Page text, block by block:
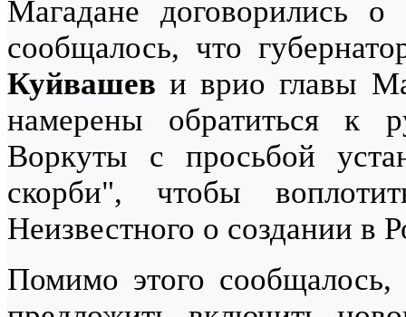
Магадане договорились о
сообщалось, что
Куйвашев и врио главы
намерены обратиться к
Воркуты с просьбой
скорби", чтобы
Неизвестного о создании в
Помимо этого